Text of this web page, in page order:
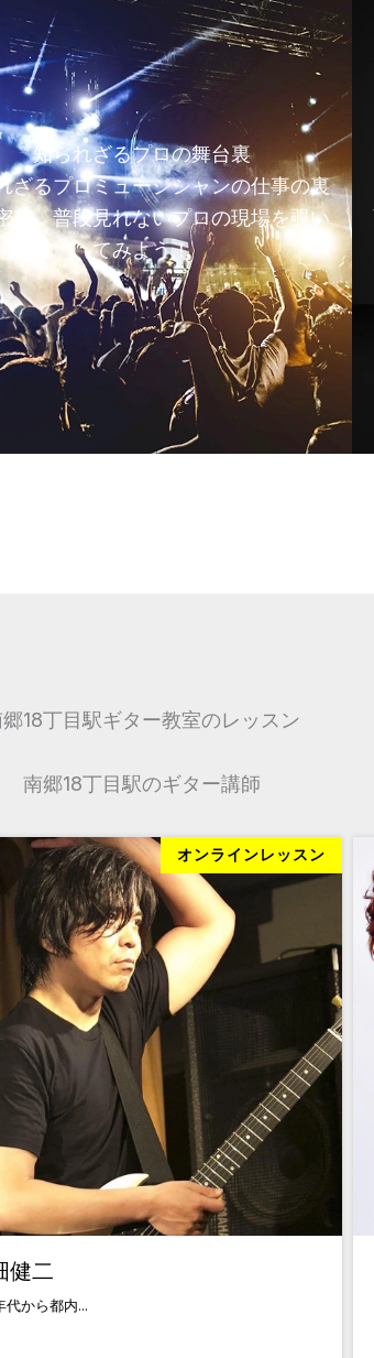
知られざるプロの舞台裏
ざるプロミュージシャンの仕事の裏
着。普段見れないプロの現場を覗い
てみよう！
18丁目駅ギター教室のレッスン
南郷18丁目駅のギター講師
オンラインレッスン
健二
代から都内...